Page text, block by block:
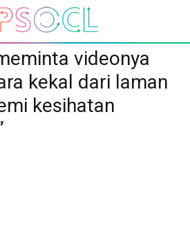
videonya
kekal dari laman
kesihatan